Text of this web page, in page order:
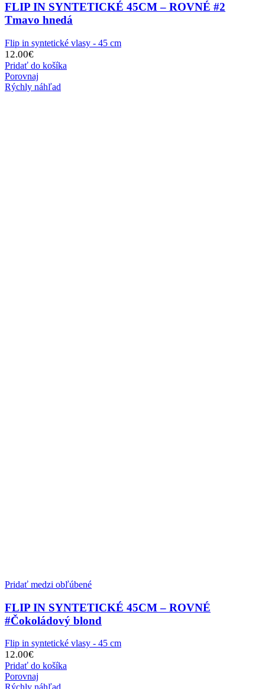
FLIP IN SYNTETICKÉ 45CM – ROVNÉ #2
Tmavo hnedá
Flip in syntetické vlasy - 45 cm
12.00€
Pridať do košíka
Porovnaj
Rýchly náhľad
Pridať medzi obľúbené
FLIP IN SYNTETICKÉ 45CM – ROVNÉ
#Čokoládový blond
Flip in syntetické vlasy - 45 cm
12.00€
Pridať do košíka
Porovnaj